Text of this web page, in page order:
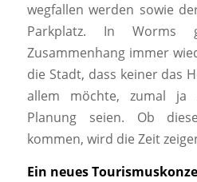
wegfallen werden sowie
Parkplatz. In Worms
Zusammenhang immer
die Stadt, dass keiner das
allem möchte, zumal
Planung seien. Ob
kommen, wird die Zeit
Ein neues